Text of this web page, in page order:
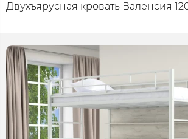
Двухъярусная кровать Валенсия